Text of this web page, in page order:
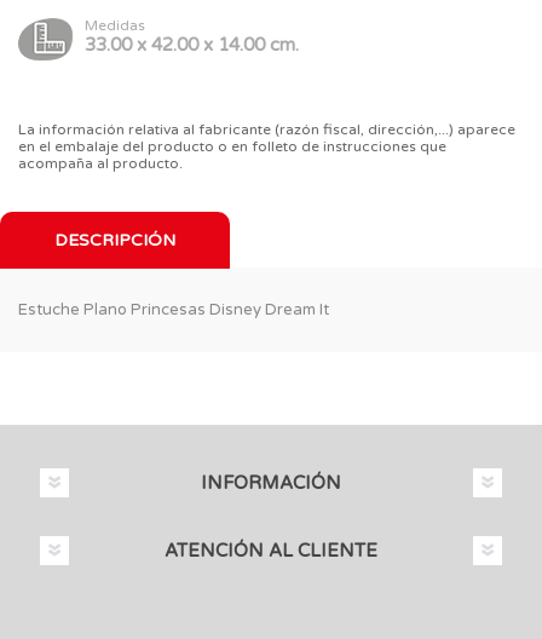
Medidas
33.00 x 42.00 x 14.00 cm.
La información relativa al fabricante (razón fiscal, dirección,...) aparece
en el embalaje del producto o en folleto de instrucciones que
acompaña al producto.
DESCRIPCIÓN
Estuche Plano Princesas Disney Dream It
INFORMACIÓN
ATENCIÓN AL CLIENTE